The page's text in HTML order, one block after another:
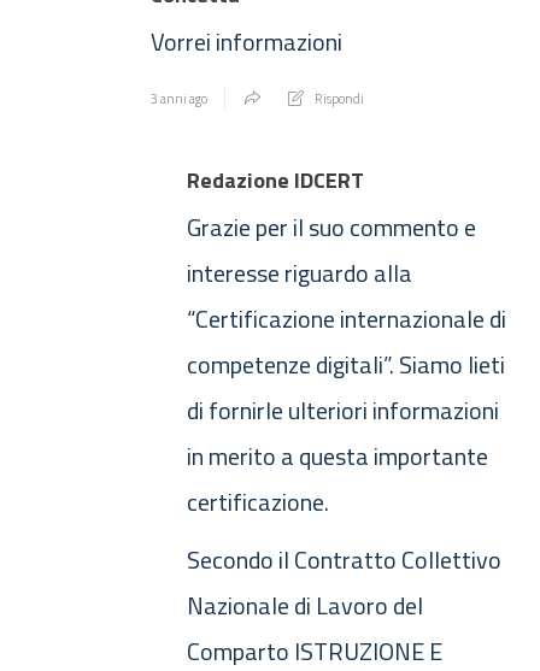
Vorrei informazioni
3 anni ago Rispondi
Redazione IDCERT
Grazie per il suo commento e
interesse riguardo alla
“Certificazione internazionale di
competenze digitali”. Siamo lieti
di fornirle ulteriori informazioni
in merito a questa importante
certificazione.
Secondo il Contratto Collettivo
Nazionale di Lavoro del
Comparto ISTRUZIONE E